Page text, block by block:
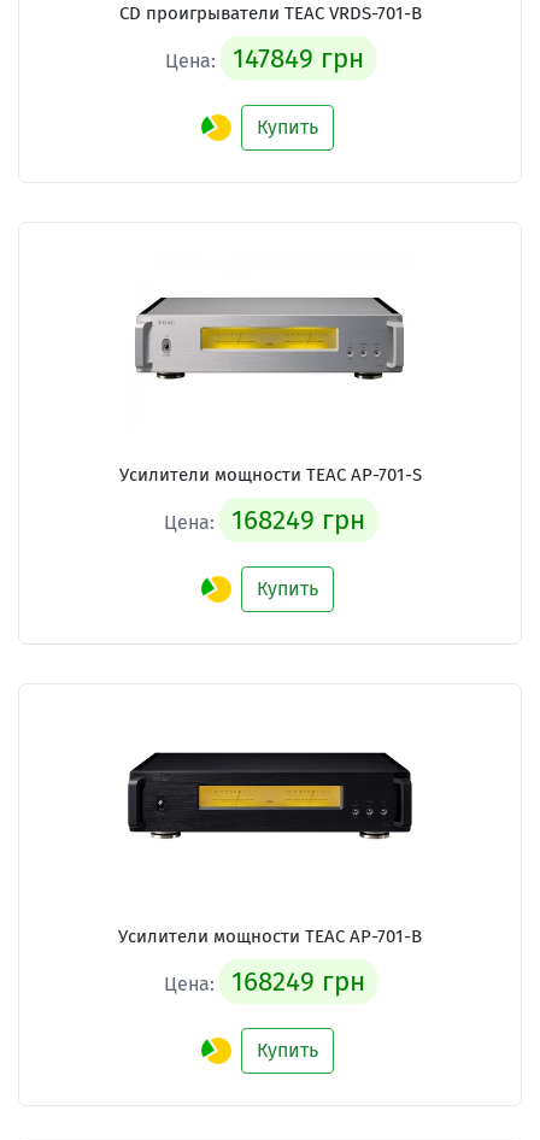
CD проигрыватели TEAC VRDS-701-B
Цена: 147849 грн
Купить
Усилители мощности TEAC AP-701-S
Цена: 168249 грн
Купить
Усилители мощности TEAC AP-701-B
Цена: 168249 грн
Купить